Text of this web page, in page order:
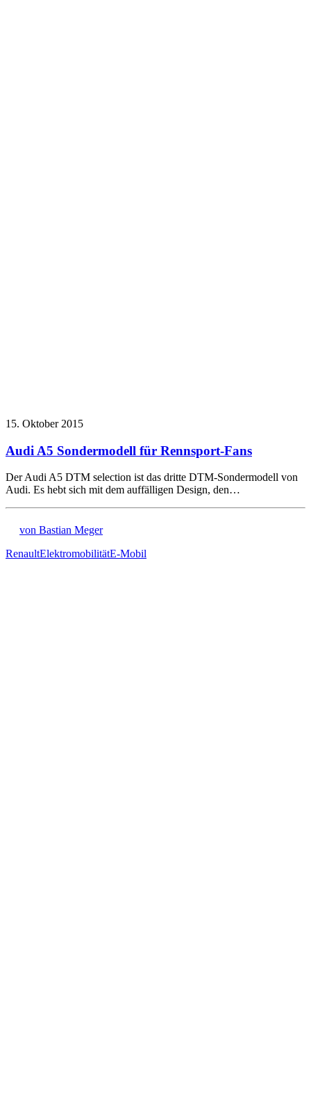
15. Oktober 2015
Audi A5 Sondermodell für Rennsport-Fans
Der Audi A5 DTM selection ist das dritte DTM-Sondermodell von
Audi. Es hebt sich mit dem auffälligen Design, den…
von Bastian Meger
RenaultElektromobilitätE-Mobil